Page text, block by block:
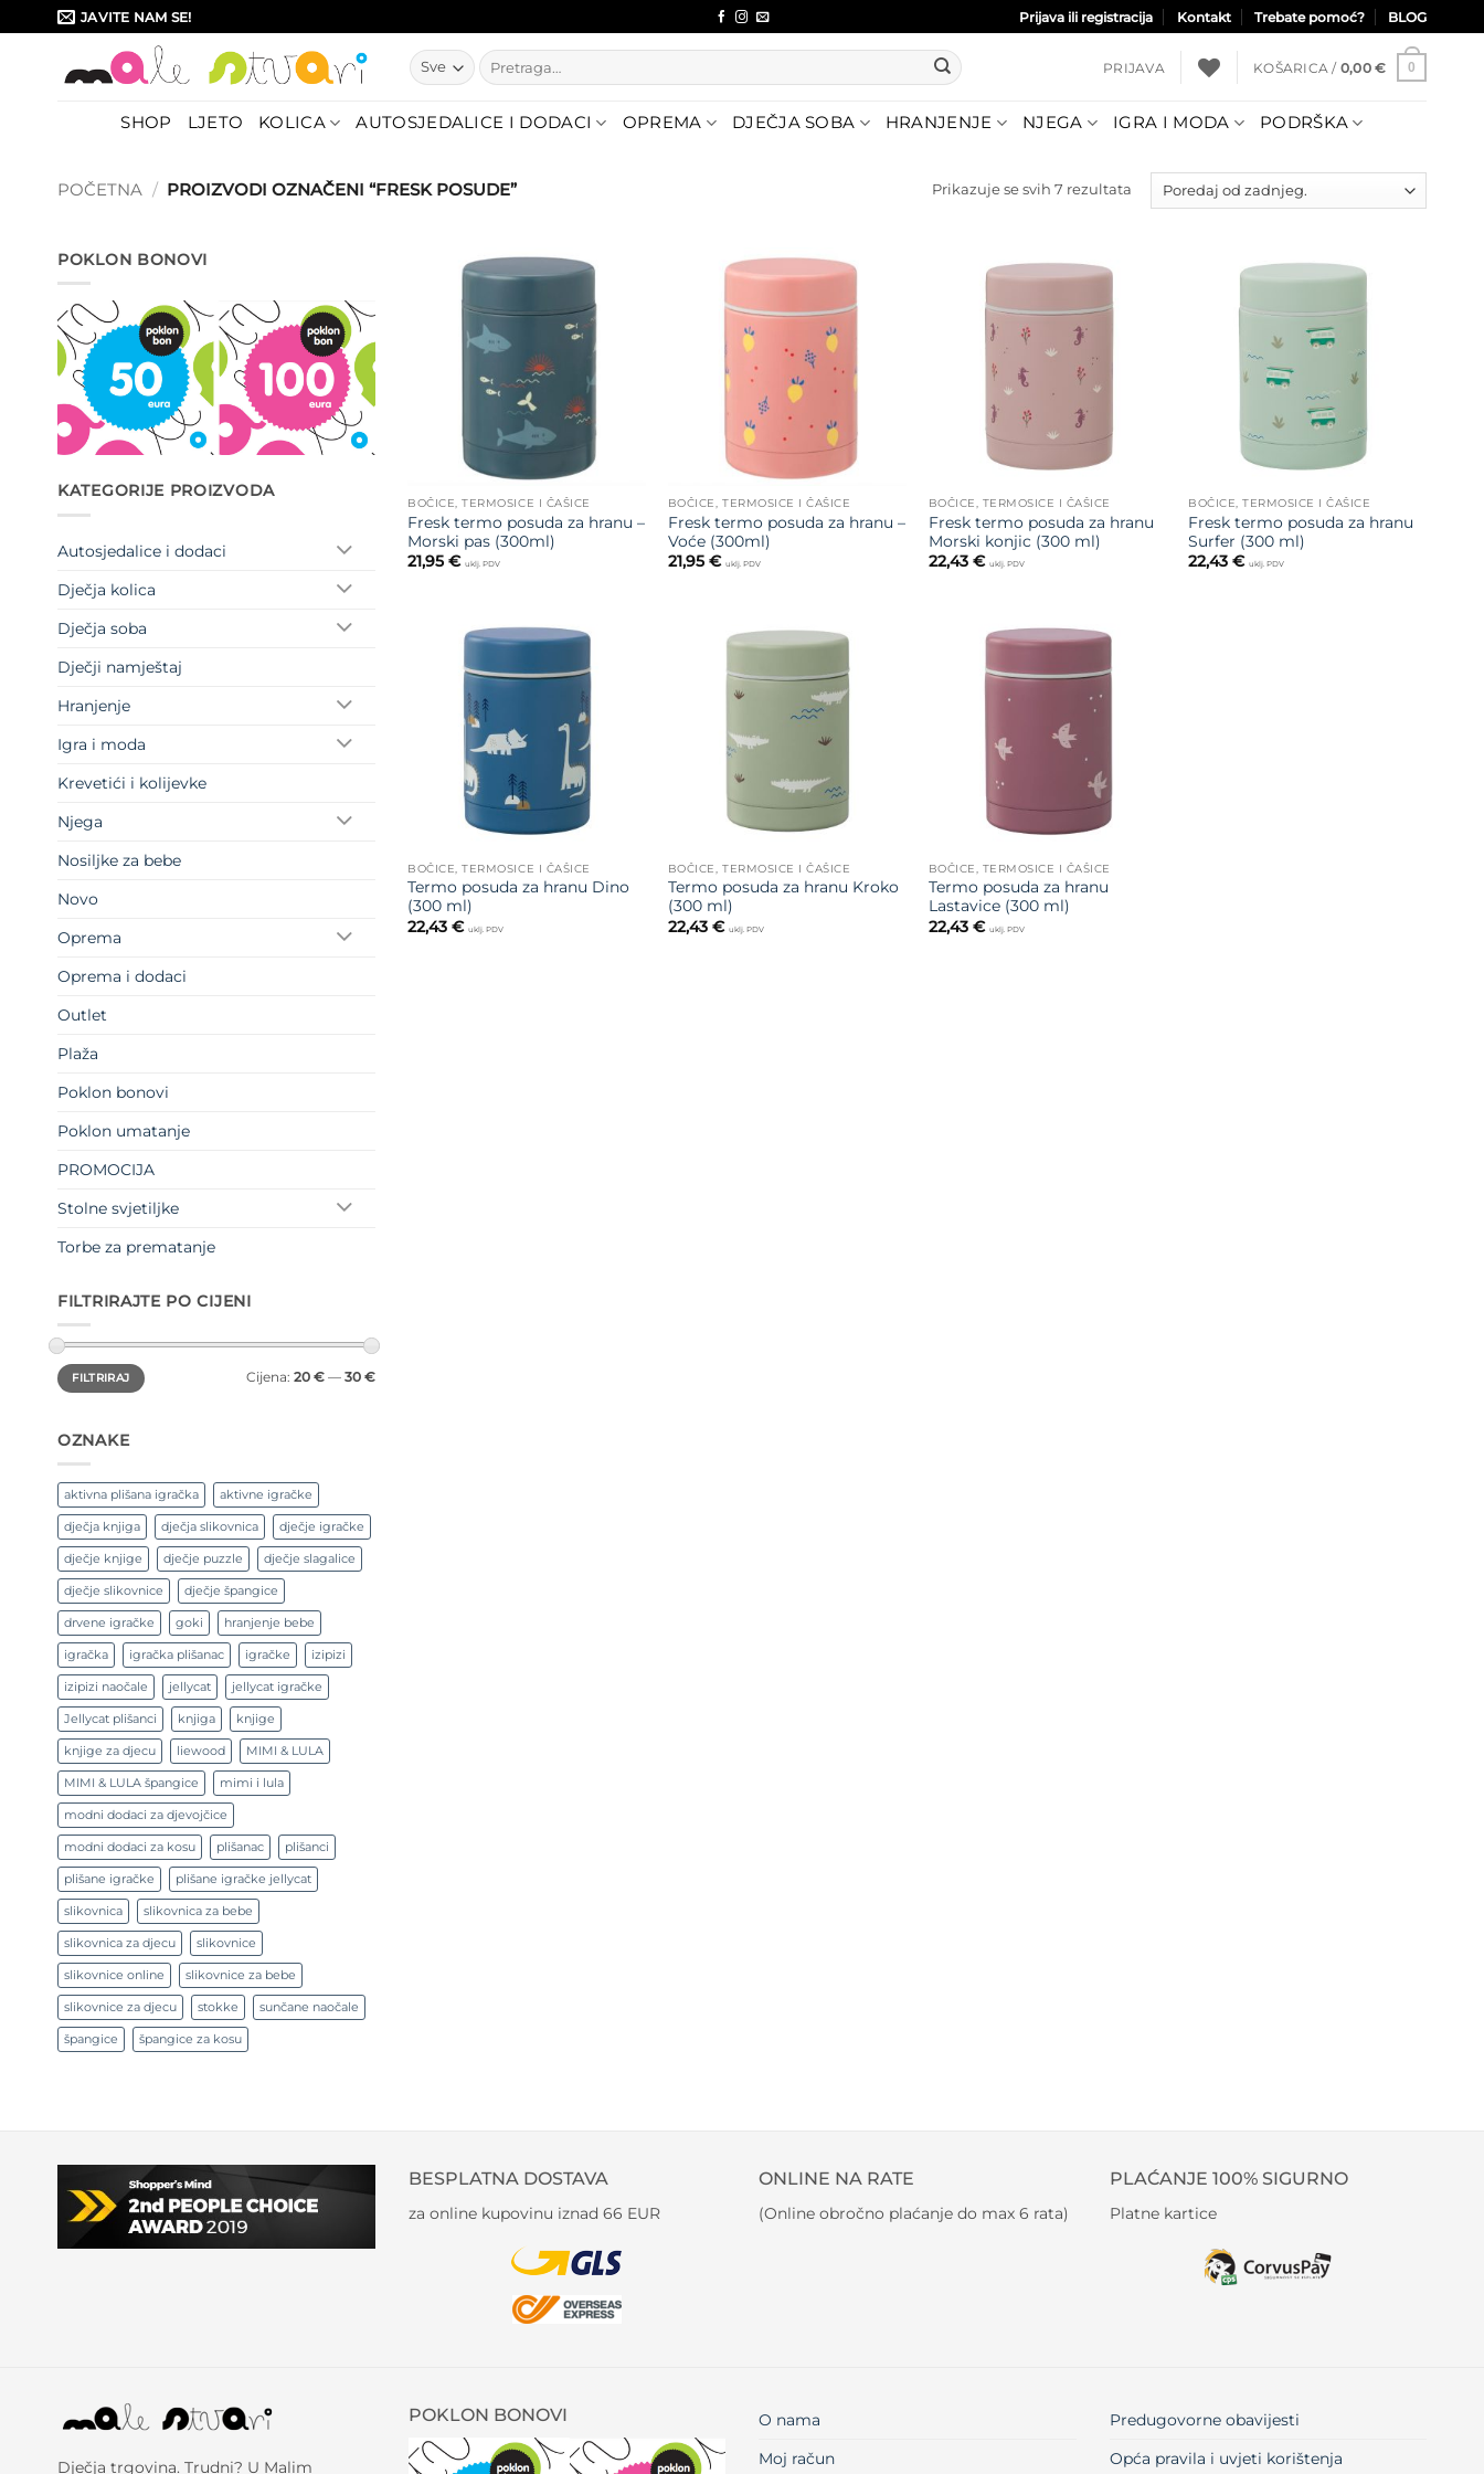
to
JAVITE NAM SE! Prijava ili registracija Kontakt Trebate pomoć? BLOG
Pretraži:
PRIJAVA KOŠARICA / 0,00 € 0
SHOP LJETO KOLICA AUTOSJEDALICE I DODACI OPREMA DJEČJA SOBA HRANJENJE NJEGA IGRA I MODA PODRŠKA
POČETNA / PROIZVODI OZNAČENI “FRESK POSUDE” Prikazuje se svih 7 rezultata Poredano
POKLON BONOVI
KATEGORIJE PROIZVODA
Autosjedalice i dodaci
Dječja kolica
Dječja soba
Dječji namještaj
Hranjenje
Igra i moda
Krevetići i kolijevke
Njega
Nosiljke za bebe
Novo
Oprema
Oprema i dodaci
Outlet
Plaža
Poklon bonovi
Poklon umatanje
PROMOCIJA
Stolne svjetiljke
Torbe za prematanje
FILTRIRAJTE PO CIJENI
Min
cijena
Maks
cijenaFILTRIRAJ Cijena: 20 €— 30 €
OZNAKE
aktivna plišana igračka aktivne igračke
dječja knjiga dječja slikovnica dječje igračke
dječje knjige dječje puzzle dječje slagalice
dječje slikovnice dječje špangice
drvene igračke goki hranjenje bebe
igračka igračka plišanac igračke izipizi
izipizi naočale jellycat jellycat igračke
Jellycat plišanci knjiga knjige
knjige za djecu liewood MIMI & LULA
MIMI & LULA špangice mimi i lula
modni dodaci za djevojčice
modni dodaci za kosu plišanac plišanci
plišane igračke plišane igračke jellycat
slikovnica slikovnica za bebe
slikovnica za djecu slikovnice
slikovnice online slikovnice za bebe
slikovnice za djecu stokke sunčane naočale
špangice špangice za kosu
Dodajte
na listu
BOČICE, TERMOSICE I ČAŠICE
Fresk termo posuda za hranu –
Morski pas (300ml)
21,95€ uklj. PDV
Dodajte
BOČICE, TERMOSICE I ČAŠICE
Fresk termo posuda za hranu –
Voće (300ml)
21,95 € uklj. PDV
Dodajte
BOČICE, TERMOSICE I ČAŠICE
Fresk termo posuda za hranu
Morski konjic (300 ml)
22,43 € uklj. PDV
BOČICE, TERMOSICE I ČAŠICE
Fresk termo posuda za hranu
Surfer (300 ml)
22,43€ uklj. PDV
Dodajte
BOČICE, TERMOSICE I ČAŠICE
Termo posuda za hranu Dino
(300 ml)
22,43€ uklj. PDV
Dodajte
na listu
BOČICE, TERMOSICE I ČAŠICE
Termo posuda za hranu Kroko
(300 ml)
22,43 € uklj. PDV
Dodajte
BOČICE, TERMOSICE I ČAŠICE
Termo posuda za hranu
Lastavice (300 ml)
22,43 € uklj. PDV
BESPLATNA DOSTAVA
za online kupovinu iznad 66 EUR
ONLINE NA RATE
(Online obročno plaćanje do max 6 rata)
PLAĆANJE 100% SIGURNO
Platne kartice
Dječja trgovina. Trudni? U Malim
POKLON BONOVI
O nama
Moj račun
Predugovorne obavijesti
Opća pravila i uvjeti korištenja